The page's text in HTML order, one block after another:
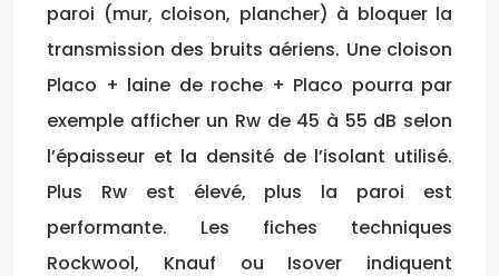
paroi (mur, cloison, plancher) à bloquer la
transmission des bruits aériens. Une cloison
Placo + laine de roche + Placo pourra par
exemple afficher un Rw de 45 à 55 dB selon
l’épaisseur et la densité de l’isolant utilisé.
Plus Rw est élevé, plus la paroi est
performante. Les fiches techniques
Rockwool, Knauf ou Isover indiquent